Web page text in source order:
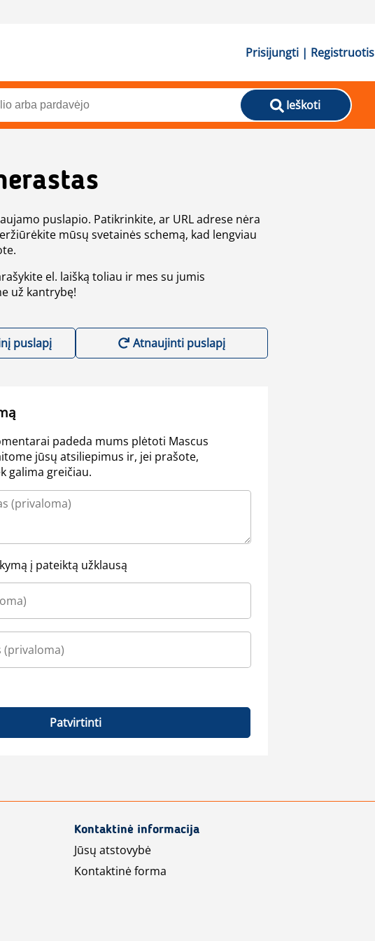
Prisijungti | Registruotis
Ieškoti
puslapio. Patikrinkite, ar URL adrese nėra
mūsų svetainės schemą, kad lengviau
el. laišką toliau ir mes su jumis
už kantrybę!
puslapį Atnaujinti puslapį
padeda mums plėtoti Mascus
jūsų atsiliepimus ir, jei prašote,
galima greičiau.
į pateiktą užklausą
Patvirtinti
Kontaktinė informacija
Jūsų atstovybė
Kontaktinė forma